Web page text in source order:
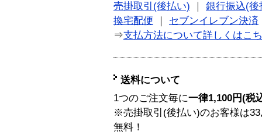
売掛取引(後払い)
銀行振込(後
換宅配便
セブンイレブン決済
⇒支払方法について詳しくはこ
送料について
1つのご注文毎に一律1,100円(税
※売掛取引(後払い)のお客様は
無料！